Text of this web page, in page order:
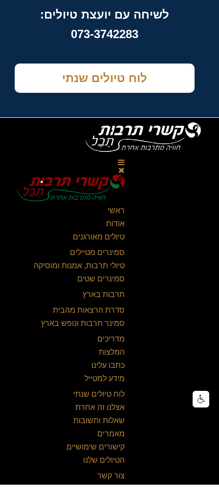
לשיחה עם יועצת טיולים:
073-3742283
לוח טיולים שנתי
ראשי
אודות
טיולים מאורגנים
סמינרים מטיילים
טיולי תרבות, אמנות ומוסיקה
סמינרים שטים
תרבות בארץ
סדרת הרצאות מהבית
סמינר תרבות ונופש בארץ
מדריכים
המלצות
כתבו עלינו
מידע למטייל
לוח טיולים שנתי
אצלנו זה אחרת
שאלות ותשובות
מאמרים
קישורים שימושיים
הטיולים שלנו
צור קשר